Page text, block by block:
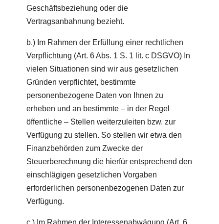
Geschäftsbeziehung oder die
Vertragsanbahnung bezieht.
b.) Im Rahmen der Erfüllung einer rechtlichen
Verpflichtung (Art. 6 Abs. 1 S. 1 lit. c DSGVO) In
vielen Situationen sind wir aus gesetzlichen
Gründen verpflichtet, bestimmte
personenbezogene Daten von Ihnen zu
erheben und an bestimmte – in der Regel
öffentliche – Stellen weiterzuleiten bzw. zur
Verfügung zu stellen. So stellen wir etwa den
Finanzbehörden zum Zwecke der
Steuerberechnung die hierfür entsprechend den
einschlägigen gesetzlichen Vorgaben
erforderlichen personenbezogenen Daten zur
Verfügung.